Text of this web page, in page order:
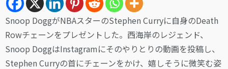
Snoop DoggがNBAスターのStephen Curryに自身のDeath
Rowチェーンをプレゼントした。西海岸のレジェンド、
Snoop DoggはInstagramにそのやりとりの動画を投稿し、
Stephen Curryの首にチェーンをかけ、嬉しそうに微笑む姿